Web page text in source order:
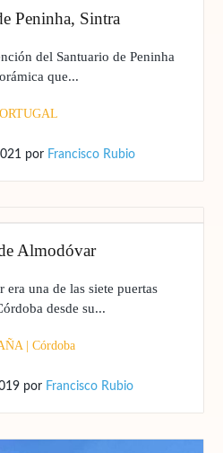
Peninha, Sintra
del Santuario de Peninha
que...
por Francisco Rubio
Almodóvar
una de las siete puertas
desde su...
| Córdoba
por Francisco Rubio